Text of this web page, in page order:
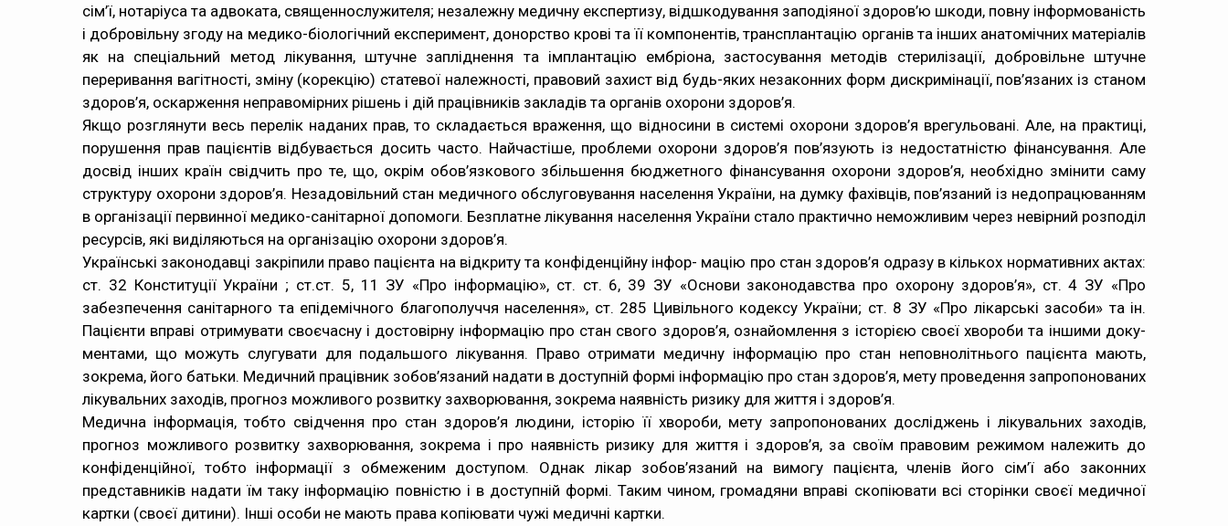
сім’ї, нотаріуса та адвоката, священнослужителя; незалежну медичну експертизу, відшкодування заподіяної здоров’ю шкоди, повну інформованість
і добровільну згоду на медико-біологічний експеримент, донорство крові та її компонентів, трансплантацію органів та інших анатомічних матеріалів
як на спеціальний метод лікування, штучне запліднення та імплантацію ембріона, застосування методів стерилізації, добровільне штучне
переривання вагітності, зміну (корекцію) статевої належності, правовий захист від будь-яких незаконних форм дискримінації, пов’язаних із станом
здоров’я, оскарження неправомірних рішень і дій працівників закладів та органів охорони здоров’я.
Якщо розглянути весь перелік наданих прав, то складається враження, що відносини в системі охорони здоров’я врегульовані. Але, на практиці,
порушення прав пацієнтів відбувається досить часто. Найчастіше, проблеми охорони здоров’я пов’язують із недостатністю фінансування. Але
досвід інших країн свідчить про те, що, окрім обов’язкового збільшення бюджетного фінансування охорони здоров’я, необхідно змінити саму
структуру охорони здоров’я. Незадовільний стан медичного обслуговування населення України, на думку фахівців, пов’язаний із недопрацюванням
в організації первинної медико-санітарної допомоги. Безплатне лікування населення України стало практично неможливим через невірний розподіл
ресурсів, які виділяються на організацію охорони здоров’я.
Українські законодавці закріпили право пацієнта на відкриту та конфіденційну інфор- мацію про стан здоров’я одразу в кількох нормативних актах:
ст. 32 Конституції України ; ст.ст. 5, 11 ЗУ «Про інформацію», ст. ст. 6, 39 ЗУ «Основи законодавства про охорону здоров’я», ст. 4 ЗУ «Про
забезпечення санітарного та епідемічного благополуччя населення», ст. 285 Цивільного кодексу України; ст. 8 ЗУ «Про лікарські засоби» та ін.
Пацієнти вправі отримувати своєчасну і достовірну інформацію про стан свого здоров’я, ознайомлення з історією своєї хвороби та іншими доку-
ментами, що можуть слугувати для подальшого лікування. Право отримати медичну інформацію про стан неповнолітнього пацієнта мають,
зокрема, його батьки. Медичний працівник зобов’язаний надати в доступній формі інформацію про стан здоров’я, мету проведення запропонованих
лікувальних заходів, прогноз можливого розвитку захворювання, зокрема наявність ризику для життя і здоров’я.
Медична інформація, тобто свідчення про стан здоров’я людини, історію її хвороби, мету запропонованих досліджень і лікувальних заходів,
прогноз можливого розвитку захворювання, зокрема і про наявність ризику для життя і здоров’я, за своїм правовим режимом належить до
конфіденційної, тобто інформації з обмеженим доступом. Однак лікар зобов’язаний на вимогу пацієнта, членів його сім’ї або законних
представників надати їм таку інформацію повністю і в доступній формі. Таким чином, громадяни вправі скопіювати всі сторінки своєї медичної
картки (своєї дитини). Інші особи не мають права копіювати чужі медичні картки.